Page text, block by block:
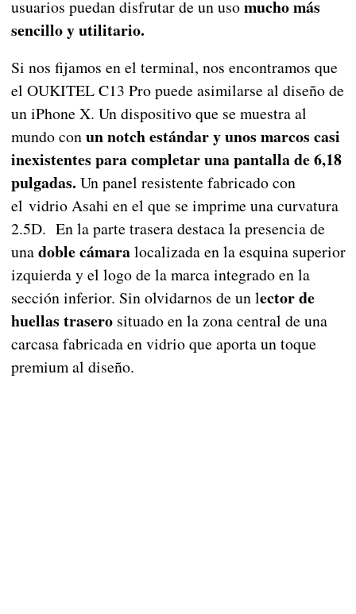
usuarios puedan disfrutar de un usomucho más
sencillo y utilitario.
Si nos fijamos en el terminal, nos encontramos que
el OUKITEL C13 Pro puede asimilarse al diseño de
un iPhone X. Un dispositivo que se muestra al
mundo conun notch estándar y unos marcos casi
inexistentes para completar una pantalla de 6,18
pulgadas. Un panel resistente fabricado con
el vidrio Asahi en el que se imprime una curvatura
2.5D. En la parte trasera destaca la presencia de
unadoble cámaralocalizada en la esquina superior
izquierda y el logo de la marca integrado en la
sección inferior. Sin olvidarnos de un lector de
huellas traserosituado en la zona central de una
carcasa fabricada en vidrio que aporta un toque
premium al diseño.